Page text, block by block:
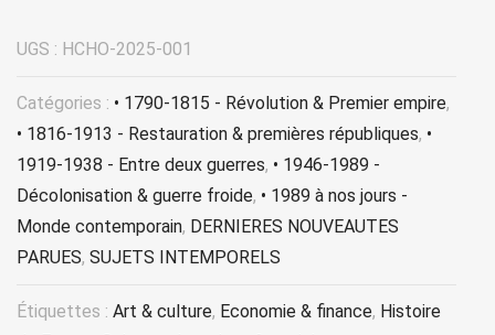
UGS : HCHO-2025-001
Catégories : • 1790-1815 - Révolution & Premier empire,
• 1816-1913 - Restauration & premières républiques, •
1919-1938 - Entre deux guerres, • 1946-1989 -
Décolonisation & guerre froide, • 1989 à nos jours -
Monde contemporain, DERNIERES NOUVEAUTES
PARUES, SUJETS INTEMPORELS
Étiquettes : Art & culture, Economie & finance, Histoire